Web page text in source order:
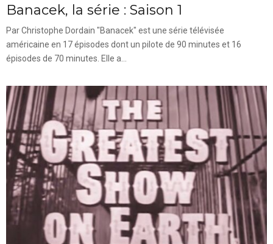
Banacek, la série : Saison 1
Par Christophe Dordain "Banacek" est une série télévisée
américaine en 17 épisodes dont un pilote de 90 minutes et 16
épisodes de 70 minutes. Elle a...